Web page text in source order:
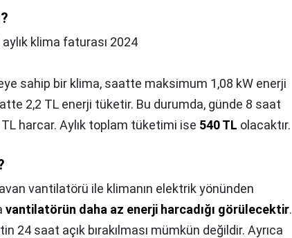
aylık klima faturası 2024
sahip bir klima, saatte maksimum 1,08 kW enerji
2,2 TL enerji tüketir. Bu durumda, günde 8 saat
harcar. Aylık toplam tüketimi ise 540 TL olacaktır.
vantilatörü ile klimanın elektrik yönünden
vantilatörün daha az enerji harcadığı görülecektir.
24 saat açık bırakılması mümkün değildir. Ayrıca